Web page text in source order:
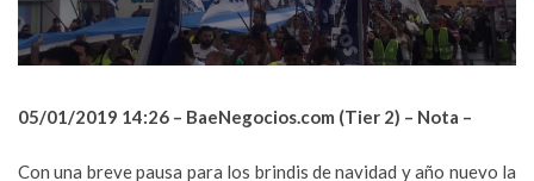
05/01/2019 14:26 – BaeNegocios.com (Tier 2) – Nota –
Con una breve pausa para los brindis de navidad y año nuevo la